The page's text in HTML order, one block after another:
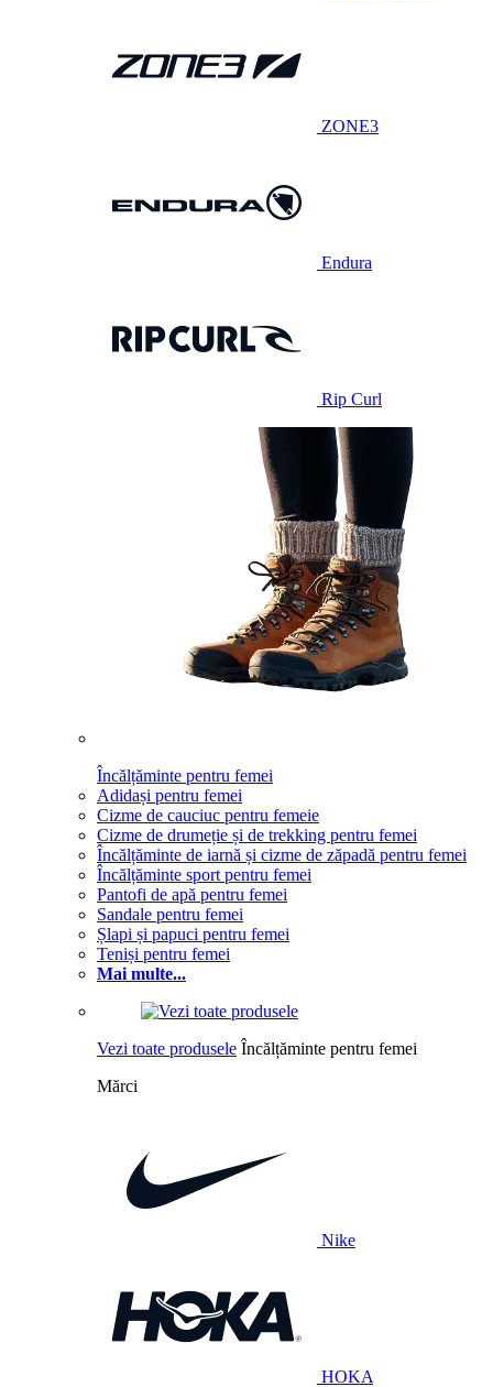
ZONE3
Endura
Rip Curl
Încălțăminte pentru femei
Adidași pentru femei
Cizme de cauciuc pentru femeie
Cizme de drumeție și de trekking pentru femei
Încălțăminte de iarnă și cizme de zăpadă pentru femei
Încălțăminte sport pentru femei
Pantofi de apă pentru femei
Sandale pentru femei
Șlapi și papuci pentru femei
Teniși pentru femei
Mai multe...
Vezi toate produsele Încălțăminte pentru femei
Mărci
Nike
HOKA